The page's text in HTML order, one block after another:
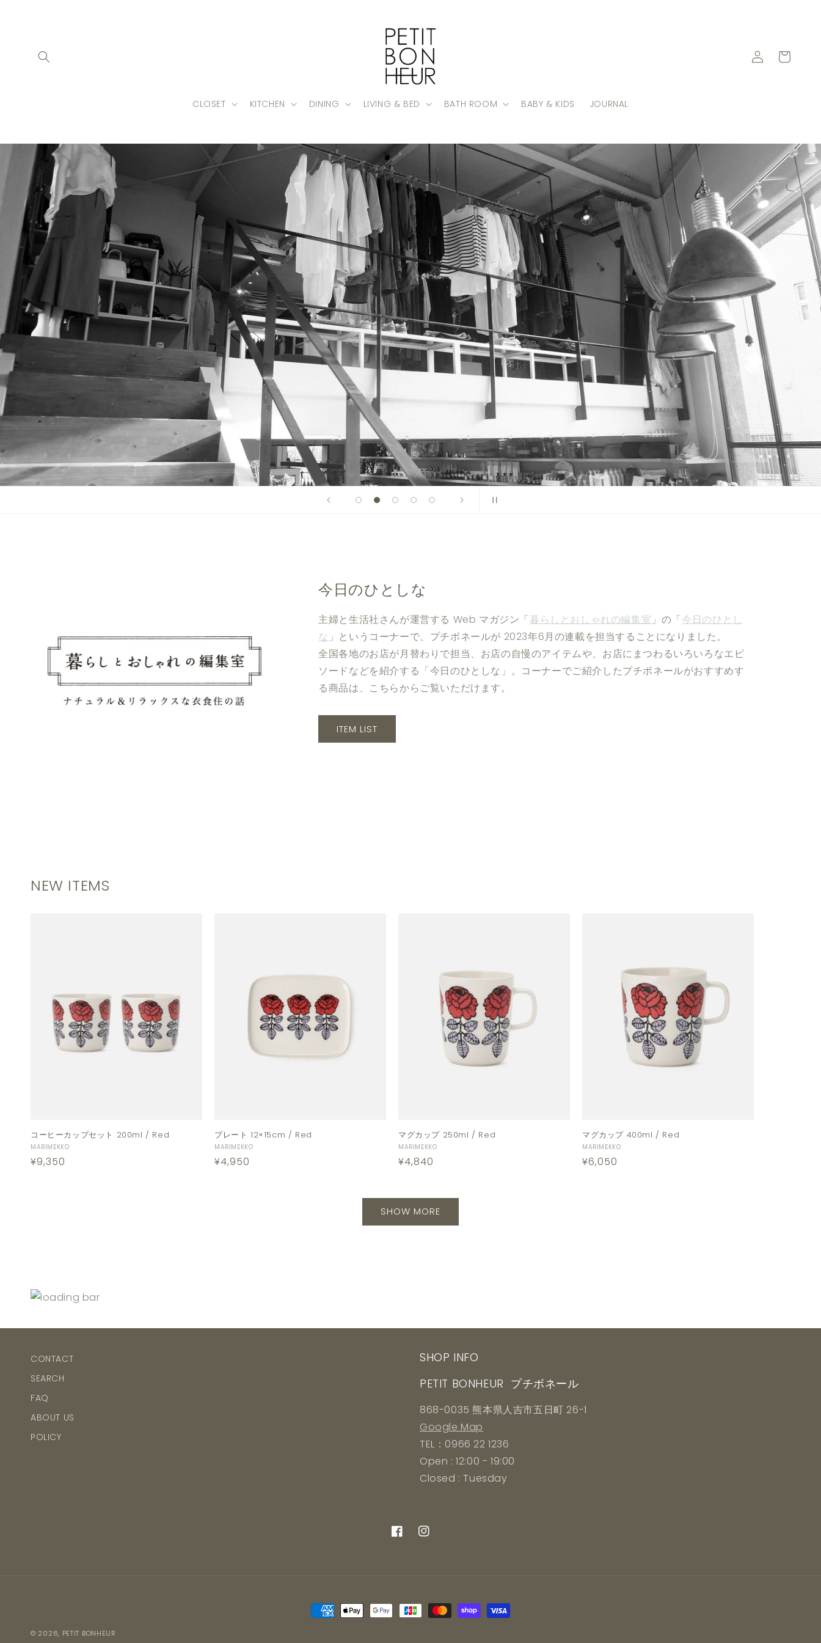
CLOSET KITCHEN DINING LIVING & BED BATH ROOM BABY & KIDS JOURNAL
グ
イ
ー
今日のひとしな
主婦と生活社さんが運営する Web マガジン「暮らしとおしゃれの編集室 」の「今日のひとし
な 」というコーナーで、プチボネールが 2023年6月の連載を担当することになりました。
全国各地のお店が月替わりで担当、お店の自慢のアイテムや、お店にまつわるいろいろなエピ
ソードなどを紹介する「今日のひとしな」。コーナーでご紹介したプチボネールがおすすめす
る商品は、こちらからご覧いただけます。
ITEM LIST
NEW ITEMS
コーヒーカップセット 200ml / Red
販
売
MARIMEKKO
通
¥9,350
プレート 12×15cm / Red
販
売
MARIMEKKO
通
¥4,950
マグカップ 250ml / Red
販
売
MARIMEKKO
通
格
¥4,840
マグカップ 400ml / Red
販
売
MARIMEKKO
通
¥6,050
SHOW MORE
CONTACT
SEARCH
FAQ
ABOUT US
POLICY
SHOP INFO
PETIT BONHEUR プチボネール
868-0035 熊本県人吉市五日町 26-1
Google Map
TEL：0966 22 1236
Open : 12:00 - 19:00
Closed : Tuesday
FacebookInstagram
© 2026, PETIT BONHEUR